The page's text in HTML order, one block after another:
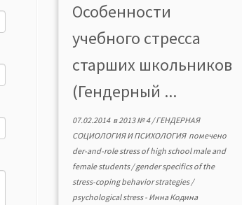
проявлении и переживании
юношей и девушек.
Особенности
учебного стресса
старших школьников
(Гендерный ...
07.02.2014в2013 № 4/ГЕНДЕРНАЯ
СОЦИОЛОГИЯ И ПСИХОЛОГИЯ помечено
der-and-role stress of high school male and
female students/gender specifics of the
stress-coping behavior strategies/
psychological stress- Инна Кодина